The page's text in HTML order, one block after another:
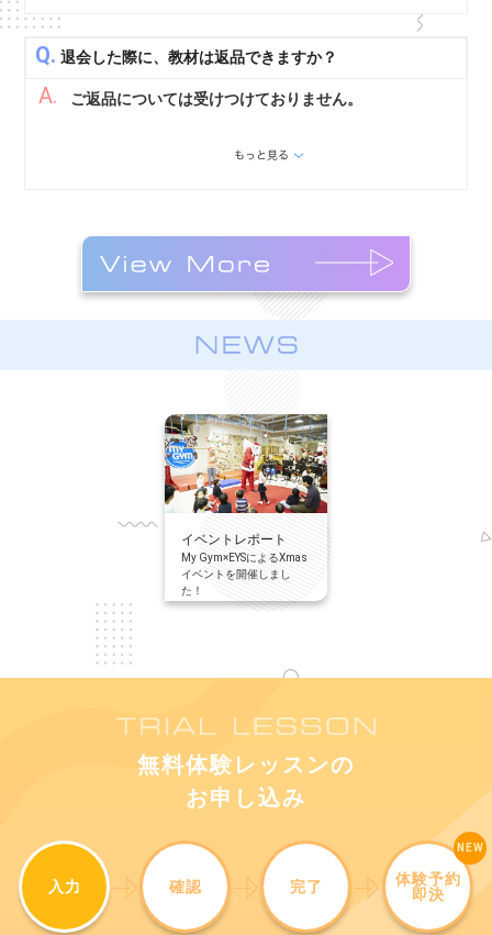
Q. 退会した際に、教材は返品できますか？
A. ご返品については受けつけておりません。
イベントレポート
My Gym×EYSによるXmas
イベントを開催しまし
た！
無料体験レッスンの
お申し込み
入力 確認 完了
体験予約
即決